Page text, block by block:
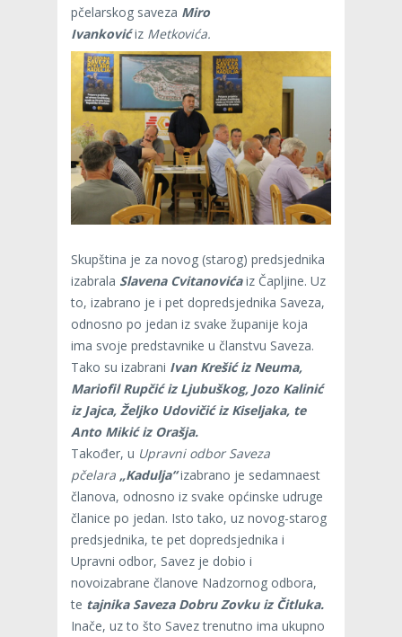
pčelarskog saveza Miro
Ivanković iz Metkovića.
Skupština je za novog (starog) predsjednika
izabrala Slavena Cvitanovića iz Čapljine. Uz
to, izabrano je i pet dopredsjednika Saveza,
odnosno po jedan iz svake županije koja
ima svoje predstavnike u članstvu Saveza.
Tako su izabrani Ivan Krešić iz Neuma,
Mariofil Rupčić iz Ljubuškog, Jozo Kalinić
iz Jajca, Željko Udovičić iz Kiseljaka, te
Anto Mikić iz Orašja.
Također, u Upravni odbor Saveza
pčelara „Kadulja“ izabrano je sedamnaest
članova, odnosno iz svake općinske udruge
članice po jedan. Isto tako, uz novog-starog
predsjednika, te pet dopredsjednika i
Upravni odbor, Savez je dobio i
novoizabrane članove Nadzornog odbora,
te tajnika Saveza Dobru Zovku iz Čitluka.
Inače, uz to što Savez trenutno ima ukupno